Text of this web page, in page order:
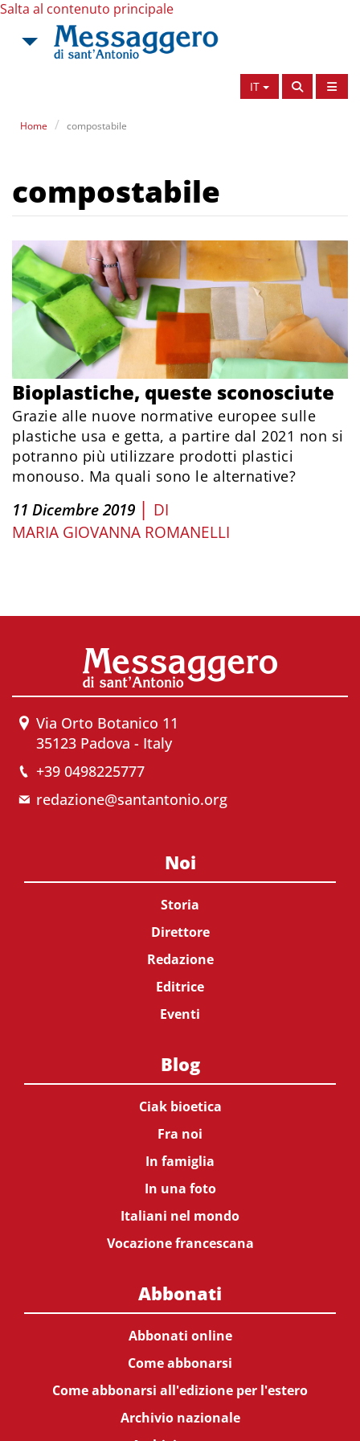
Salta al contenuto principale
IT
Home compostabile
compostabile
Bioplastiche, queste sconosciute
Grazie alle nuove normative europee sulle
plastiche usa e getta, a partire dal 2021 non si
potranno più utilizzare prodotti plastici
monouso. Ma quali sono le alternative?
11 Dicembre 2019 | DI
MARIA GIOVANNA ROMANELLI
Via Orto Botanico 11
35123 Padova - Italy
+39 0498225777
redazione@santantonio.org
Noi
Storia
Direttore
Redazione
Editrice
Eventi
Blog
Ciak bioetica
Fra noi
In famiglia
In una foto
Italiani nel mondo
Vocazione francescana
Abbonati
Abbonati online
Come abbonarsi
Come abbonarsi all'edizione per l'estero
Archivio nazionale